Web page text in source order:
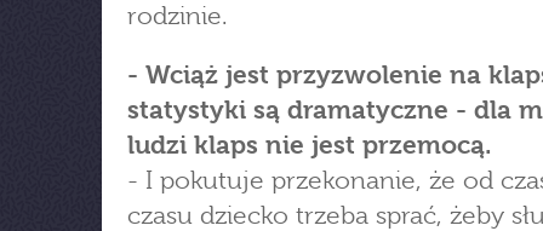
rodzinie.
- Wciąż jest przyzwolenie na
statystyki są dramatyczne - dla
ludzi klaps nie jest przemocą.
- I pokutuje przekonanie, że od
czasu dziecko trzeba sprać, żeby